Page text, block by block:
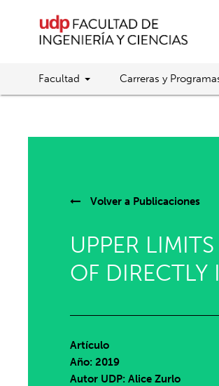
Facultad Carreras y
Volver a Publicaciones
UPPER
OF DIRECTLY
Artículo
Año: 2019
Autor UDP:Alice Zurlo